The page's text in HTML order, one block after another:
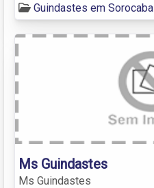
Guindastes em Sorocaba
Ms Guindastes
Ms Guindastes